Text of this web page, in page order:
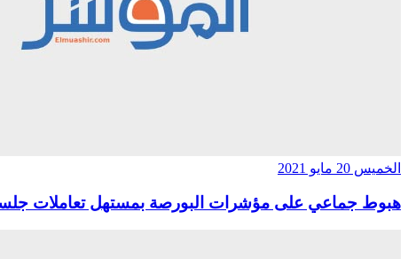
الخميس 20 مايو 2021
هبوط جماعي على مؤشرات البورصة بمستهل تعاملات جلسة